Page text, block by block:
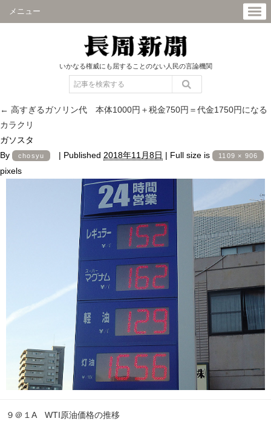
メニュー
いかなる権威にも屈することのない人民の言論機関
← 高すぎるガソリン代 本体1000円＋税金750円＝代金1750円になる
カラクリ
ガソスタ
By
chosyu | Published 2018年11月8日 | Full size is 1109 × 906
pixels
９＠１A WTI原油価格の推移